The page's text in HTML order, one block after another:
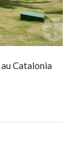
Catalonia